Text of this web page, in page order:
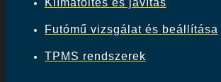
Klímatöltés és javítás
Futómű vizsgálat és beállítása
TPMS rendszerek